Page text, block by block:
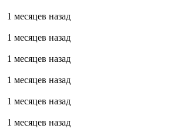
1 месяцев назад
1 месяцев назад
1 месяцев назад
1 месяцев назад
1 месяцев назад
1 месяцев назад